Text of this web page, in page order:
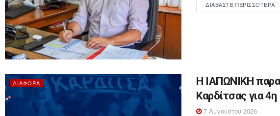
ΔΙΑΒΆΣΤΕ ΠΕΡΙΣΣΌΤΕΡΑ
ΔΙΆΦΟΡΑ
Η ΙΑΠΩΝΙΚΗ
Καρδίτσας για 4η
7 Αυγούστου 2026